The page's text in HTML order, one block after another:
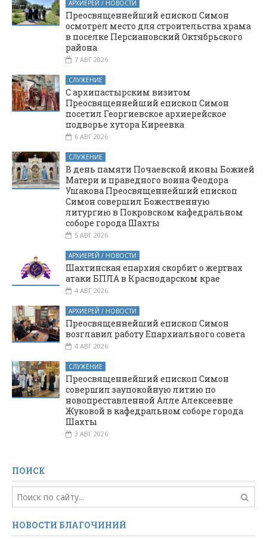
фашизма»исполнение
монашеских обетов
в условиях
современности»
АРХИЕРЕЙ / НОВОСТИ
Преосвященнейший епископ Симон
осмотрел место для строительства храма
в поселке Персиановский Октябрьского
района
7 АВГ 2026
СЛУЖЕНИЕ
С архипастырским визитом
Преосвященнейший епископ Симон
посетил Георгиевское архиерейское
подворье хутора Киреевка
6 АВГ 2026
СЛУЖЕНИЕ
В день памяти Почаевской иконы Божией
Матери и праведного воина Феодора
Ушакова Преосвященнейший епископ
Симон совершил Божественную
литургию в Покровском кафедральном
соборе города Шахты
5 АВГ 2026
АРХИЕРЕЙ / НОВОСТИ
Шахтинская епархия скорбит о жертвах
атаки БПЛА в Краснодарском крае
4 АВГ 2026
АРХИЕРЕЙ / НОВОСТИ
Преосвященнейший епископ Симон
возглавил работу Епархиального совета
4 АВГ 2026
СЛУЖЕНИЕ
Преосвященнейший епископ Симон
совершил заупокойную литию по
новопреставленной Алле Алексеевне
Жуковой в кафедральном соборе города
Шахты
3 АВГ 2026
ПОИСК
НОВОСТИ БЛАГОЧИНИЙ